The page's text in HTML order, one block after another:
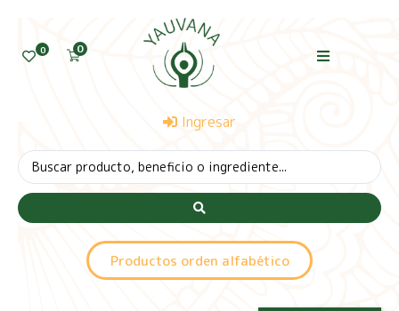
0 0
Ingresar
Productos orden alfabético